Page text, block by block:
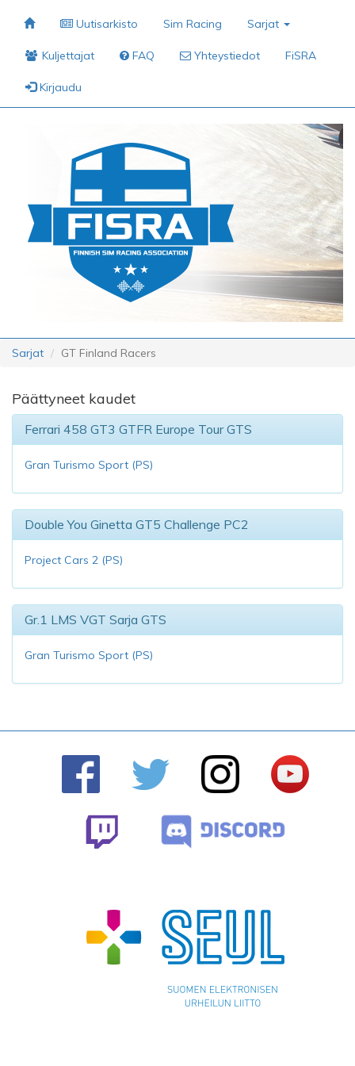
Uutisarkisto Sim Racing Sarjat
Kuljettajat FAQ Yhteystiedot FiSRA
Kirjaudu
Sarjat GT Finland Racers
Päättyneet kaudet
Ferrari 458 GT3 GTFR Europe Tour GTS
Gran Turismo Sport (PS)
Double You Ginetta GT5 Challenge PC2
Project Cars 2 (PS)
Gr.1 LMS VGT Sarja GTS
Gran Turismo Sport (PS)